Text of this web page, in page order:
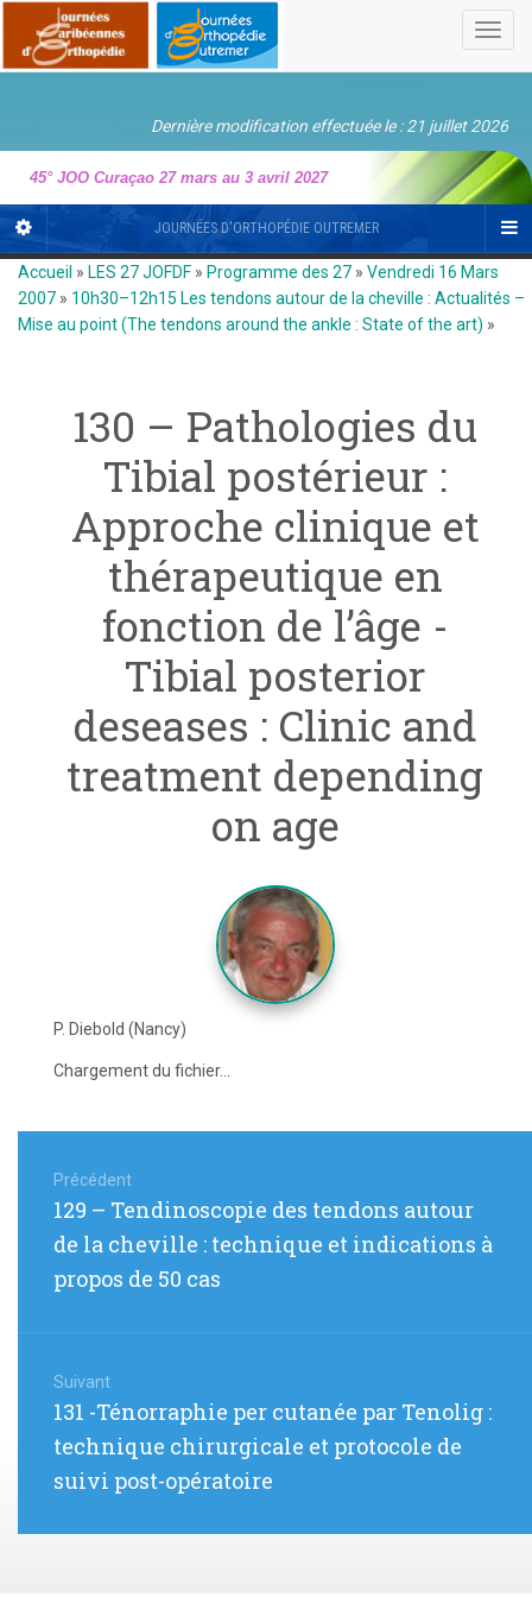
Dernière modification effectuée le : 21 juillet 2026
45° JOO Curaçao 27 mars au 3 avril 2027
JOURNÉES D'ORTHOPÉDIE OUTREMER
Accueil » LES 27 JOFDF » Programme des 27 » Vendredi 16 Mars
2007 » 10h30–12h15 Les tendons autour de la cheville : Actualités –
Mise au point (The tendons around the ankle : State of the art) »
130 – Pathologies du
Tibial postérieur :
Approche clinique et
thérapeutique en
fonction de l’âge -
Tibial posterior
deseases : Clinic and
treatment depending
on age
P. Diebold (Nancy)
Chargement du fichier...
de
l’article
Précédent
Article
:
129 – Tendinoscopie des tendons autour
de la cheville : technique et indications à
propos de 50 cas
Suivant
Article
131 -Ténorraphie per cutanée par Tenolig :
technique chirurgicale et protocole de
suivi post-opératoire